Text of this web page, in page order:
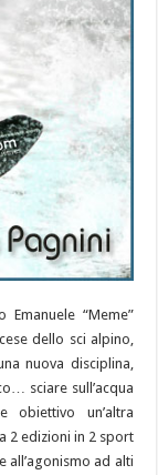
Emanuele “Meme”
dello sci alpino,
nuova disciplina,
sciare sull’acqua
un’altra
2 edizioni in 2 sport
all’agonismo ad alti